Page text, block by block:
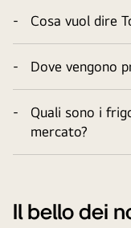
- Cosa vuol dire
- Dove vengono
-
Quali sono i
mercato?
Il bello dei